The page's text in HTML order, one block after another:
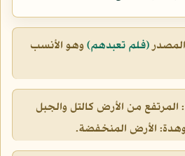
(فلم تعبدهم) وهو الأنسب
من الأرض كالتل والجبل
الأرض المنخفضة.